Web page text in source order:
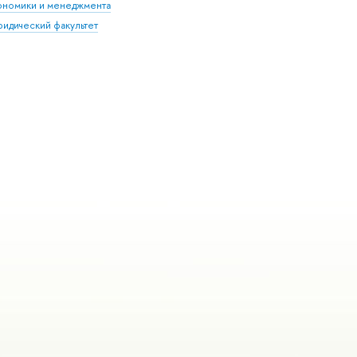
и менеджмента
факультет